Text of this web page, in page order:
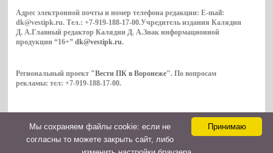
Адрес электронной почты и номер телефона редакции: E-mail:
dk@vestipk.ru. Тел.: +7-919-188-17-00.Учредитель издания Калядин
Д. А.Главный редактор Калядин Д. А.Знак информационной
продукции “16+”dk@vestipk.ru.
Региональный проект "Вести ПК в Воронеже". По вопросам
рекламы: тел: +7-919-188-17-00.
Copyright © 2026. ВестиПК в Воронеже
Контакты
Принимаю
Мы cохраняем файлы cookie: если не
согласны то можете закрыть сайт, либо